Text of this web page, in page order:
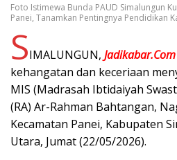
Foto Istimewa Bunda PAUD Simalungun
Panei, Tanamkan Pentingnya Pendidikan
SIMALUNGUN, Jadikabar.Com
kehangatan dan keceriaan
MIS (Madrasah Ibtidaiyah
(RA) Ar-Rahman Bahtangan,
Kecamatan Panei, Kabupaten
Utara, Jumat (22/05/2026).